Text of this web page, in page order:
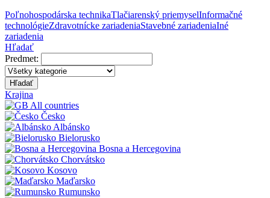
Poľnohospodárska technikaTlačiarenský priemyselInformačné
technológieZdravotnícke zariadeniaStavebné zariadeniaIné
zariadenia
Hľadať
Predmet:
Hľadať
Krajina
All countries
Česko
Albánsko
Bielorusko
Bosna a Hercegovina
Chorvátsko
Kosovo
Maďarsko
Rumunsko